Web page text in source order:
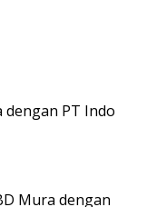
dengan PT Indo
Mura dengan